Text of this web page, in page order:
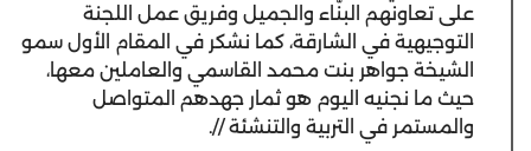
على تعاونهم البنّاء والجميل وفريق عمل اللجنة
التوجيهية في الشارقة، كما نشكر في المقام الأول سمو
الشيخة جواهر بنت محمد القاسمي والعاملين معها،
حيث ما نجنيه اليوم هو ثمار جهدهم المتواصل
والمستمر في التربية والتنشئة //.